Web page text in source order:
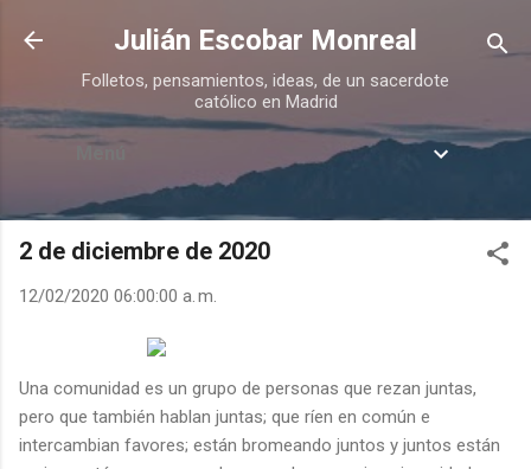
Ir al contenido principal
Julián Escobar Monreal
Folletos, pensamientos, ideas, de un sacerdote
católico en Madrid
Menú
2 de diciembre de 2020
12/02/2020 06:00:00 a. m.
Una comunidad es un grupo de personas que rezan juntas,
pero que también hablan juntas; que ríen en común e
intercambian favores; están bromeando juntos y juntos están